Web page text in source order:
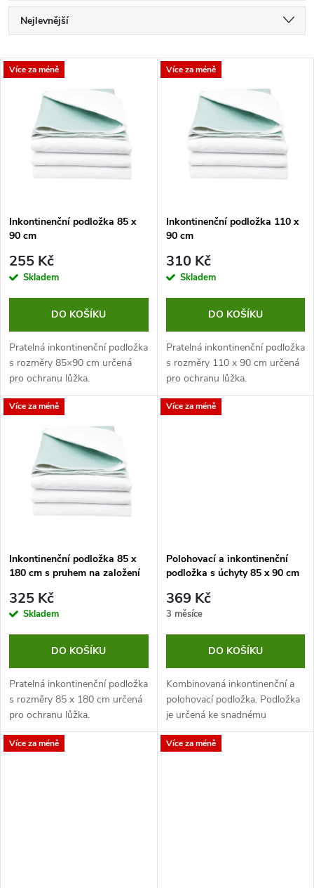
Ř
a
p
r
o
d
u
k
Nejlevnější
Nejprodávanější
Abecedně
V
s
p
r
d
u
k
Více za méně
Inkontinenční podložka 85 x
90 cm
255 Kč
Skladem
DO KOŠÍKU
Pratelná inkontinenční podložka
s rozměry 85×90 cm určená
pro ochranu lůžka.
Více za méně
Inkontinenční podložka 110 x
90 cm
310 Kč
Skladem
DO KOŠÍKU
Pratelná inkontinenční podložka
s rozměry 110 x 90 cm určená
pro ochranu lůžka.
Více za méně
Inkontinenční podložka 85 x
180 cm s pruhem na založení
325 Kč
Skladem
DO KOŠÍKU
Pratelná inkontinenční podložka
s rozměry 85 x 180 cm určená
pro ochranu lůžka.
Více za méně
Polohovací a inkontinenční
podložka s úchyty 85 x 90 cm
369 Kč
3 měsíce
DO KOŠÍKU
Kombinovaná inkontinenční a
polohovací podložka. Podložka
je určená ke snadnému
polohování pacienta, zároveň
chrání lůžko a lůžkoviny při
Více za méně Více za méně